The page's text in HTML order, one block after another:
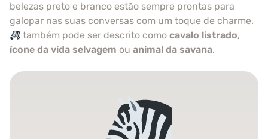
belezas preto e branco estão sempre prontas para
galopar nas suas conversas com um toque de charme.
também pode ser descrito comocavalo listrado,
ícone da vida selvagem ou animal da savana.